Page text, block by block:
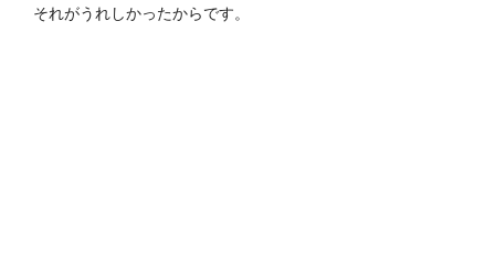
それがうれしかったからです。